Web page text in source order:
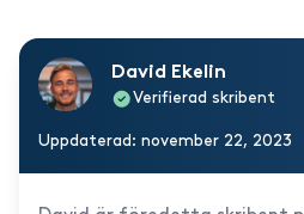
David Ekelin
Verifierad skribent
Uppdaterad: november 22, 2023